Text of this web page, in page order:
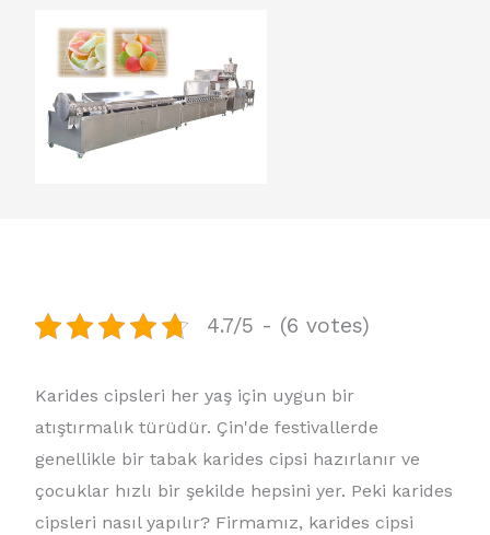
4.7/5 - (6 votes)
Karides cipsleri her yaş için uygun bir
atıştırmalık türüdür. Çin'de festivallerde
genellikle bir tabak karides cipsi hazırlanır ve
çocuklar hızlı bir şekilde hepsini yer. Peki karides
cipsleri nasıl yapılır? Firmamız, karides cipsi